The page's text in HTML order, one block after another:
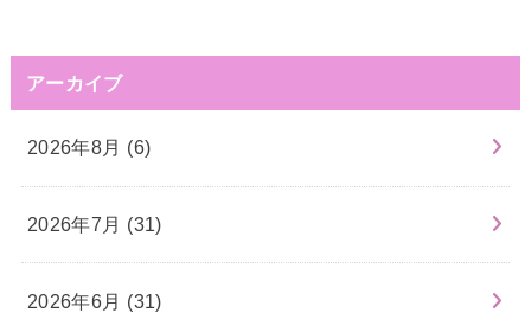
アーカイブ
2026年8月 (6)
2026年7月 (31)
2026年6月 (31)